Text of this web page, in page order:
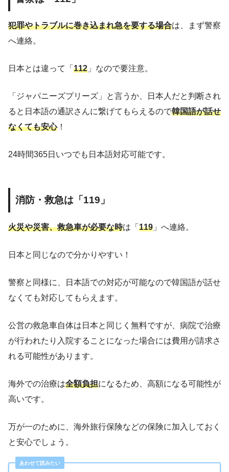
犯罪やトラブルに巻き込まれ急を要する場合は、まず警察
へ連絡。
日本とは違って「 112 」なので要注意。
「ジャパニーズプリーズ」と言うか、日本人だと判断され
ると日本語の通訳さんに繋げてもらえるので韓国語が話せ
なくても安心！
24時間365日いつでも日本語対応可能です。
消防・救急は「119」
火災や災害、救急車が必要な時は「 119 」へ連絡。
日本と同じなので分かりやすい！
警察と同様に、日本語での対応が可能なので韓国語が話せ
なくても対応してもらえます。
公営の救急車自体は日本と同じく無料ですが、病院で治療
が行われたり入院することになった場合には費用が請求さ
れる可能性があります。
海外での治療は全額負担になるため、高額になる可能性が
高いです。
万が一のために、海外旅行保険などの保険に加入しておく
と安心でしょう。